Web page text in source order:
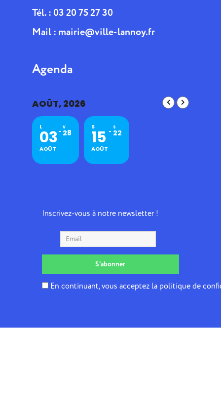
Tél. : 03 20 75 27 30
Mail : mairie@ville-lannoy.fr
Agenda
AOÛT, 2026
L
03
AOÛT
V
28
S
15
AOÛT
S
22
Inscrivez-vous à notre newsletter !
En continuant, vous acceptez la politique de